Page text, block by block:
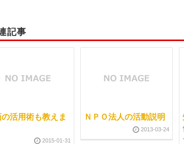
記事
活用術も教えま
2015-01-31
ＮＰＯ法人の活動説明
2013-03-24